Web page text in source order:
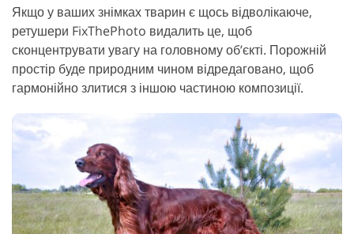
Якщо у ваших знімках тварин є щось відволікаюче,
ретушери FixThePhoto видалить це, щоб
сконцентрувати увагу на головному об’єкті. Порожній
простір буде природним чином відредаговано, щоб
гармонійно злитися з іншою частиною композиції.